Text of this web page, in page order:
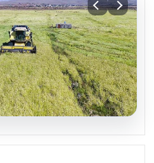
ödemeleri bugün